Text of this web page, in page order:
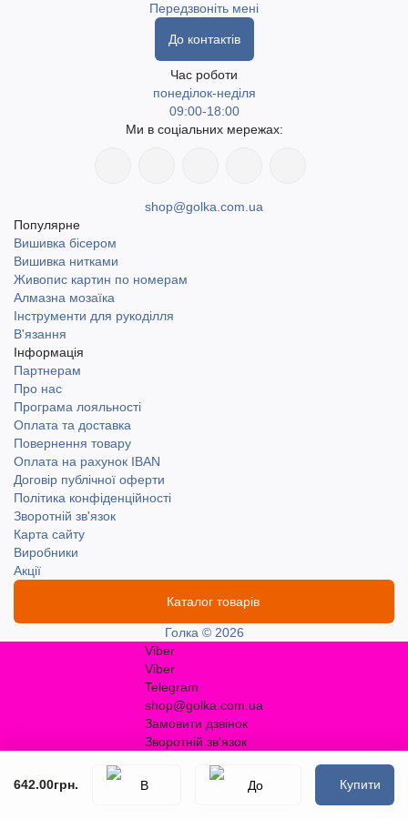
642.00грн. Купити
Передзвоніть мені
До контактів
Час роботи
понеділок-неділя
09:00-18:00
Ми в соціальних мережах:
shop@golka.com.ua
Популярне
Вишивка бісером
Вишивка нитками
Живопис картин по номерам
Алмазна мозаїка
Інструменти для рукоділля
В'язання
Інформація
Партнерам
Про нас
Програма лояльності
Оплата та доставка
Повернення товару
Оплата на рахунок IBAN
Договір публічної оферти
Політика конфіденційності
Зворотній зв'язок
Карта сайту
Виробники
Акції
Каталог товарів
Голка © 2026
Viber
Viber
Telegram
shop@golka.com.ua
Замовити дзвінок
Зворотній зв'язок